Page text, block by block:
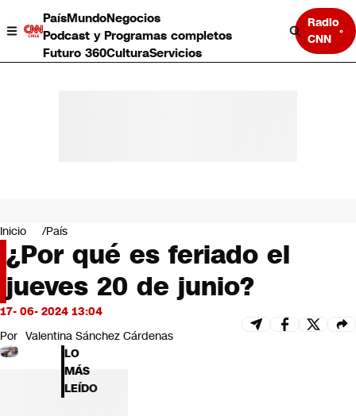
PaísMundoNegocios
Podcast y Programas completos
Futuro 360CulturaServicios
Radio
CNN
Negocios
Deportes
Programas completos
Cultura
Servicios
Bits
CNN Data
CNN tiempo
Futuro 360
Inicio País
¿Por qué es feriado el
jueves 20 de junio?
17- 06- 2024 13:04
Por Valentina Sánchez Cárdenas
LO
MÁS
LEÍDO